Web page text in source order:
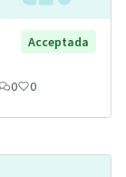
Acceptada
0 0